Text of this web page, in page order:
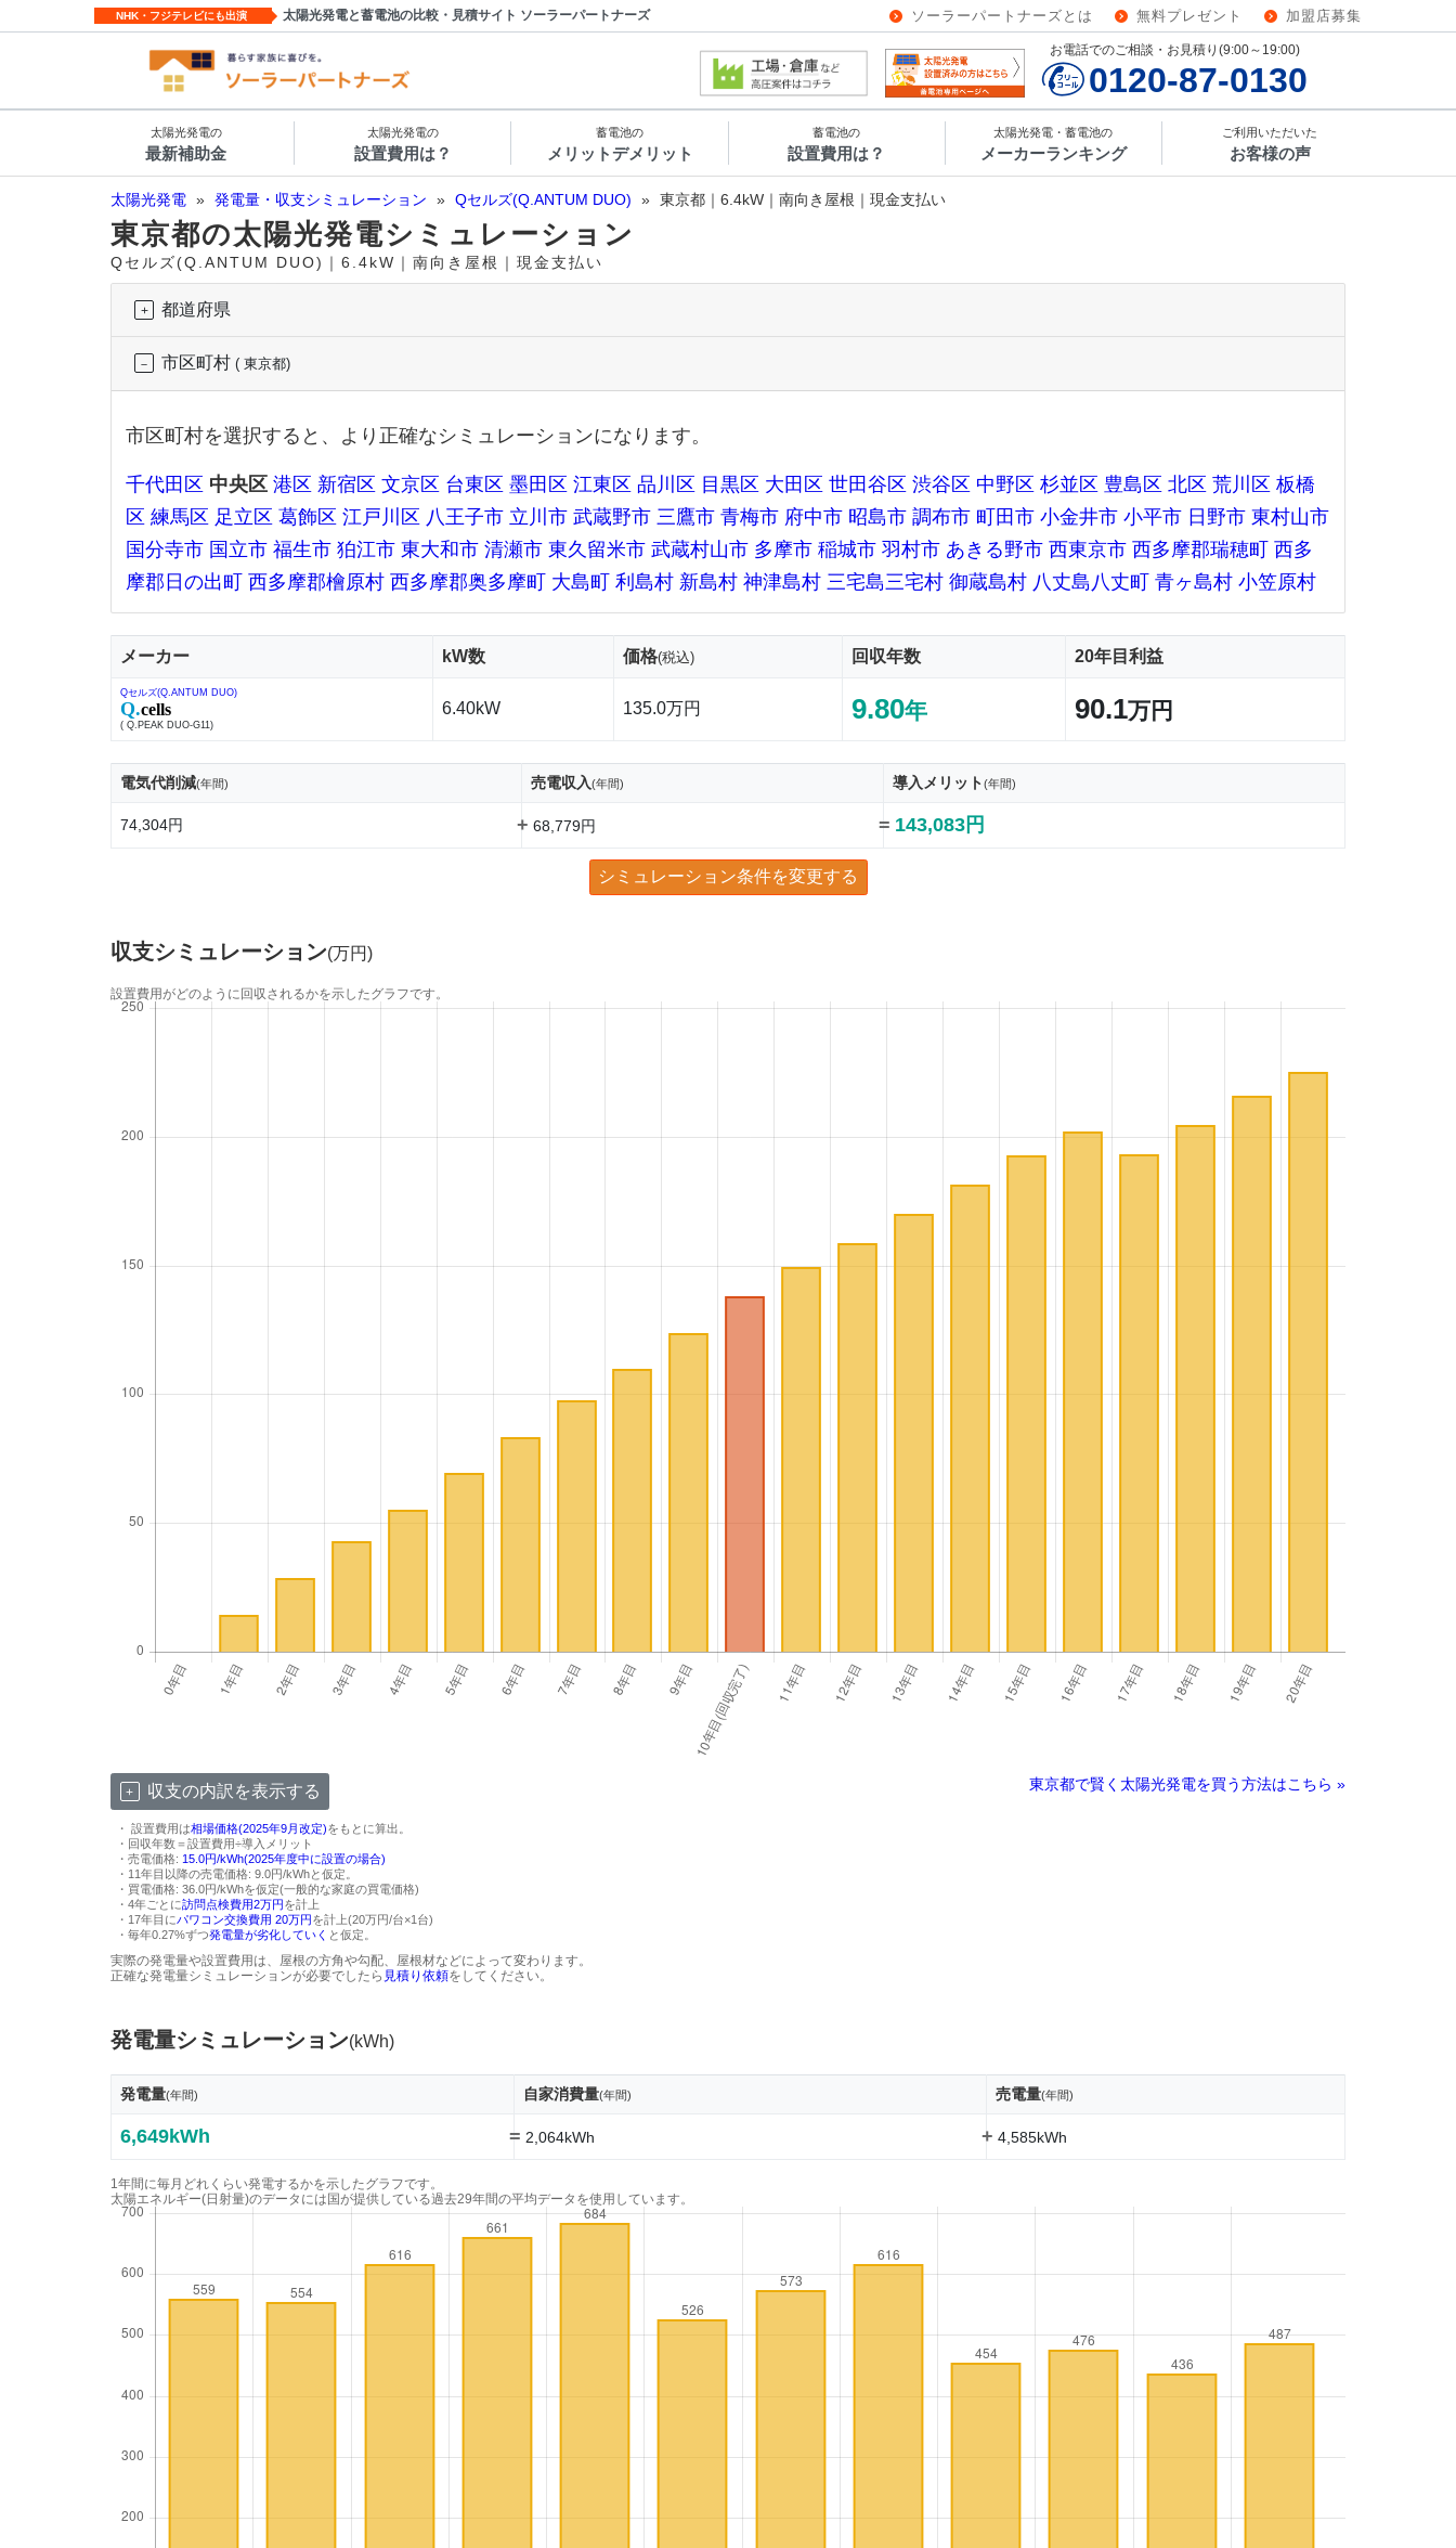
NHK・フジテレビにも出演 太陽光発電と蓄電池の比較・見積サイト ソーラーパートナーズ ソーラーパートナーズとは 無料プレゼント 加盟店募集
お電話でのご相談・お見積り(9:00～19:00)
0120-87-0130
太陽光発電の
最新補助金
太陽光発電の
設置費用は？
蓄電池の
メリットデメリット
蓄電池の
設置費用は？
太陽光発電・蓄電池の
メーカーランキング
ご利用いただいた
お客様の声
太陽光発電 » 発電量・収支シミュレーション » Qセルズ(Q.ANTUM DUO) » 東京都｜6.4kW｜南向き屋根｜現金支払い
東京都の太陽光発電シミュレーション
Qセルズ(Q.ANTUM DUO)｜6.4kW｜南向き屋根｜現金支払い
都道府県
市区町村 ( 東京都)
市区町村を選択すると、より正確なシミュレーションになります。
千代田区 中央区 港区 新宿区 文京区 台東区 墨田区 江東区 品川区 目黒区 大田区 世田谷区 渋谷区 中野区 杉並区 豊島区 北区 荒川区 板橋
区 練馬区 足立区 葛飾区 江戸川区 八王子市 立川市 武蔵野市 三鷹市 青梅市 府中市 昭島市 調布市 町田市 小金井市 小平市 日野市 東村山市
国分寺市 国立市 福生市 狛江市 東大和市 清瀬市 東久留米市 武蔵村山市 多摩市 稲城市 羽村市 あきる野市 西東京市 西多摩郡瑞穂町
西多
摩郡日の出町
西多摩郡檜原村 西多摩郡奥多摩町 大島町 利島村 新島村 神津島村 三宅島三宅村 御蔵島村 八丈島八丈町 青ヶ島村 小笠原村
メーカー kW数 価格(税込) 回収年数 20年目利益
Qセルズ(Q.ANTUM DUO)
Q.cells
( Q.PEAK DUO-G11)
6.40kW 135.0万円 9.80年 90.1万円
電気代削減(年間) 売電収入(年間) 導入メリット(年間)
74,304円 + 68,779円 = 143,083円
シミュレーション条件を変更する
収支シミュレーション(万円)
設置費用がどのように回収されるかを示したグラフです。
収支の内訳を表示する 東京都で賢く太陽光発電を買う方法はこちら »
・ 設置費用は相場価格(2025年9月改定)をもとに算出。
・回収年数＝設置費用÷導入メリット
・売電価格: 15.0円/kWh(2025年度中に設置の場合)
・11年目以降の売電価格: 9.0円/kWhと仮定。
・買電価格: 36.0円/kWhを仮定(一般的な家庭の買電価格)
・4年ごとに訪問点検費用2万円を計上
・17年目にパワコン交換費用 20万円を計上(20万円/台×1台)
・毎年0.27%ずつ発電量が劣化していく と仮定。
実際の発電量や設置費用は、屋根の方角や勾配、屋根材などによって変わります。
正確な発電量シミュレーションが必要でしたら 見積り依頼をしてください。
発電量シミュレーション(kWh)
発電量(年間) 自家消費量(年間) 売電量(年間)
6,649kWh = 2,064kWh + 4,585kWh
1年間に毎月どれくらい発電するかを示したグラフです。
太陽エネルギー(日射量)のデータには国が提供している過去29年間の平均データを使用しています。